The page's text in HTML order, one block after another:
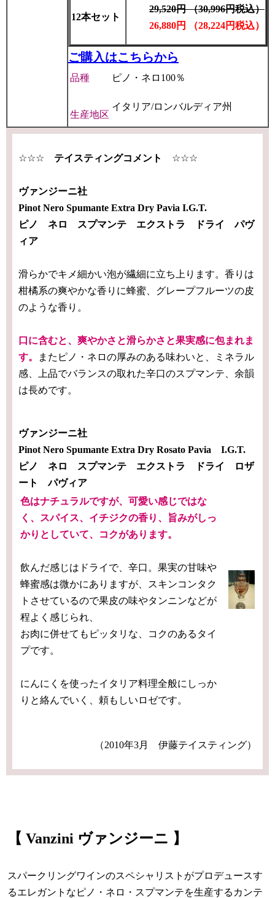
12本セット
29,520円 （30,996円税込）
26,880円 （28,224円税込）
ご購入はこちらから
品種 ピノ・ネロ100％
生産地区
イタリア/ロンバルディア州
☆☆☆ テイスティングコメント ☆☆☆
ヴァンジーニ社
Pinot Nero Spumante Extra Dry Pavia I.G.T.
ピノ ネロ スプマンテ エクストラ ドライ パヴ
ィア
滑らかでキメ細かい泡が繊細に立ち上ります。香りは
柑橘系の爽やかな香りに蜂蜜、グレープフルーツの皮
のような香り。
口に含むと、爽やかさと滑らかさと果実感に包まれま
す。
またピノ・ネロの厚みのある味わいと、ミネラル
感、上品でバランスの取れた辛口のスプマンテ、余韻
は長めです。
ヴァンジーニ社
Pinot Nero Spumante Extra Dry Rosato Pavia I.G.T.
ピノ ネロ スプマンテ エクストラ ドライ ロザ
ート パヴィア
色はナチュラルですが、可愛い感じではな
く、スパイス、イチジクの香り、旨みがしっ
かりとしていて、コクがあります。
飲んだ感じはドライで、辛口。果実の甘味や
蜂蜜感は微かにありますが、スキンコンタク
トさせているので果皮の味やタンニンなどが
程よく感じられ、
お肉に併せてもピッタリな、コクのあるタイ
プです。
にんにくを使ったイタリア料理全般にしっか
りと絡んでいく、頼もしいロゼです。
（2010年3月 伊藤テイスティング）
【 Vanzini ヴァンジーニ 】
スパークリングワインのスペシャリストがプロデュースす
るエレガントなピノ・ネロ・スプマンテを生産するカンテ